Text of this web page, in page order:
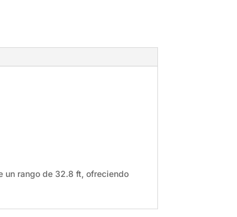
rango de 32.8 ft, ofreciendo